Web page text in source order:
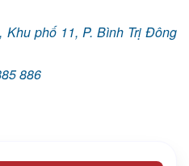
phố 11, P. Bình Trị Đông
886